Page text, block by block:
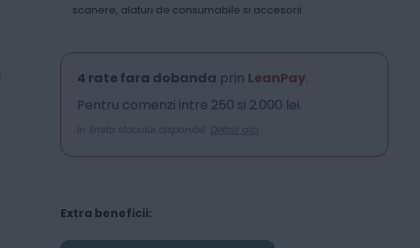
scanere, alaturi de consumabile si accesorii.
4 rate fara dobanda prin LeanPay.
Pentru comenzi intre 250 si 2.000 lei.
In limita stocului disponibil. Detalii aici
Extra beneficii: